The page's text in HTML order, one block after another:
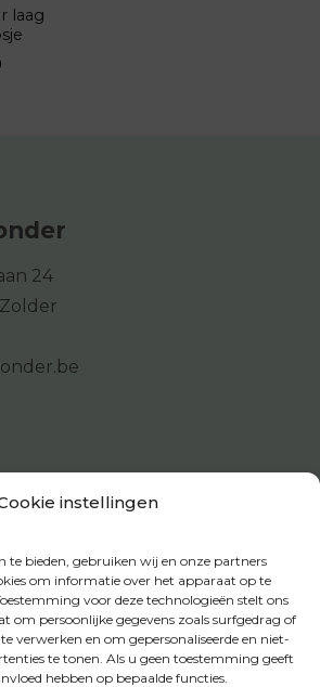
instellingen
te bieden, gebruiken wij en onze partners
om informatie over het apparaat op te
voor deze technologieën stelt ons
om persoonlijke gegevens zoals surfgedrag of
verwerken en om gepersonaliseerde en niet-
te tonen. Als u geen toestemming geeft
hebben op bepaalde functies.
laag
24